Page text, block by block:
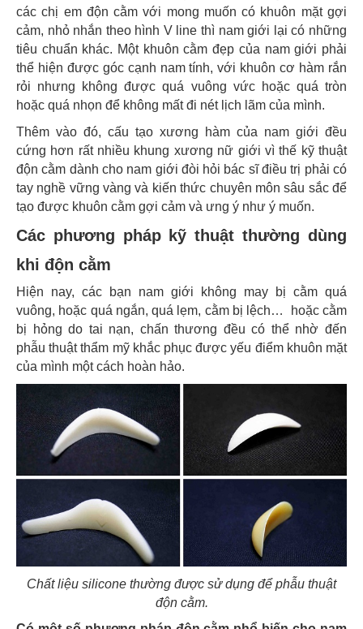
các chị em độn cằm với mong muốn có khuôn mặt gợi
cảm, nhỏ nhắn theo hình V line thì nam giới lại có những
tiêu chuẩn khác. Một khuôn cằm đẹp của nam giới phải
thể hiện được góc cạnh nam tính, với khuôn cơ hàm rắn
rỏi nhưng không được quá vuông vức hoặc quá tròn
hoặc quá nhọn để không mất đi nét lịch lãm của mình.
Thêm vào đó, cấu tạo xương hàm của nam giới đều
cứng hơn rất nhiều khung xương nữ giới vì thế kỹ thuật
độn cằm dành cho nam giới đòi hỏi bác sĩ điều trị phải có
tay nghề vững vàng và kiến thức chuyên môn sâu sắc để
tạo được khuôn cằm gợi cảm và ưng ý như ý muốn.
Các phương pháp kỹ thuật thường dùng
khi độn cằm
Hiện nay, các bạn nam giới không may bị cằm quá
vuông, hoặc quá ngắn, quá lẹm, cằm bị lệch… hoặc cằm
bị hỏng do tai nạn, chấn thương đều có thể nhờ đến
phẫu thuật thẩm mỹ khắc phục được yếu điểm khuôn mặt
của mình một cách hoàn hảo.
Chất liệu silicone thường được sử dụng để phẫu thuật
độn cằm.